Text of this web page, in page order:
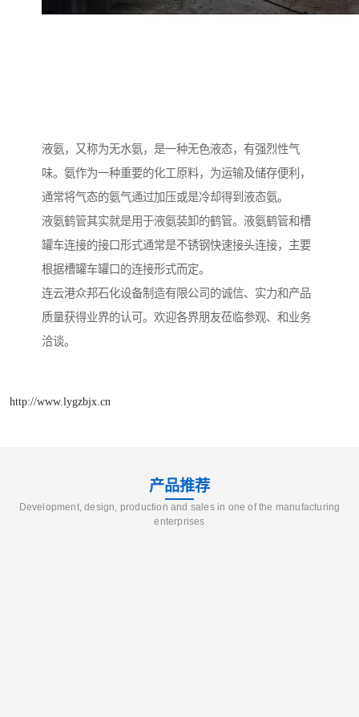
液氨，又称为无水氨，是一种无色液态，有强烈性气
味。氨作为一种重要的化工原料，为运输及储存便利，
通常将气态的氨气通过加压或是冷却得到液态氨。
液氨鹤管其实就是用于液氨装卸的鹤管。液氨鹤管和槽
罐车连接的接口形式通常是不锈钢快速接头连接，主要
根据槽罐车罐口的连接形式而定。
连云港众邦石化设备制造有限公司的诚信、实力和产品
质量获得业界的认可。欢迎各界朋友莅临参观、和业务
洽谈。
http://www.lygzbjx.cn
产品推荐
Development, design, production and sales in one of the manufacturing
enterprises